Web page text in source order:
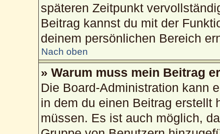
späteren Zeitpunkt
Beitrag kannst du mit der
deinem persönlichen Bereich
Nach oben
» Warum muss mein Beitrag
Die Board-Administration kann
in dem du einen Beitrag erstellt
müssen. Es ist auch möglich,